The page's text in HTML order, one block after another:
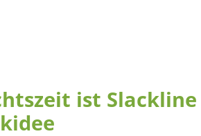
ist